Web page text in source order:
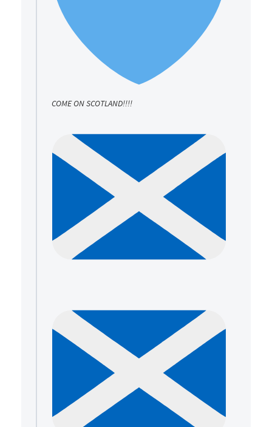
COME ON SCOTLAND!!!!